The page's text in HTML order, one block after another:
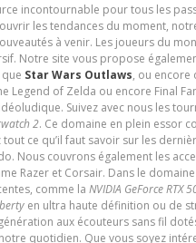
incontournable pour tous les
les tendances du moment,
à venir. Les joueurs du
Notre site vous propose
Star Wars Outlaws, ou encore
Legend of Zelda ou encore
Suivez avec nous les
2. Ce domaine en plein essor
ce qu’il faut savoir sur les
Nous couvrons également les
Razer et Corsair. Dans le
comme la NVIDIA GeForce RTX
en ultra haute définition ou de
aux écouteurs sans fil
quotidien. Que vous soyez